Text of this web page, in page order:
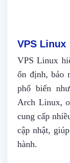
VPS Linux
VPS Linux
ổn định, bảo
phổ biến
Arch Linux,
cung cấp
cập nhật,
hành.